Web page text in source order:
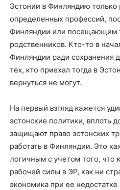
Эстонии в Финляндию только
определенных профессий,
Финляндии или посещающим
родственников. Кто-то в
Финляндии ради сохранения
тех, кто приехал тогда в
вернуться не могут.
На первый взгляд кажется
эстонские политики, вплоть
защищают право эстонских
работать в Финляндии. Это
логичным с учетом того, что
рабочей силы в ЭР, как ни
экономика при ее недостатке